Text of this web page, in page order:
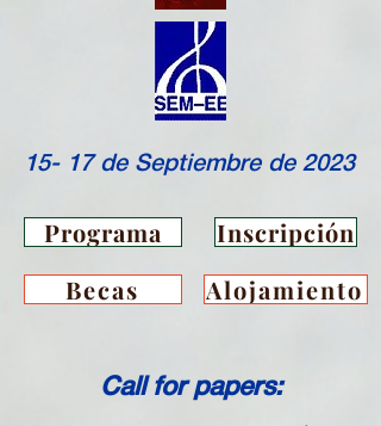
15- 17 de Septiembre de 2023
Programa
Inscripción
Becas
Alojamiento
Call for papers: